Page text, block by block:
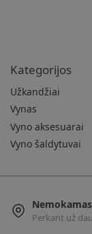
Kategorijos
Užkandžiai
Vynas
Vyno aksesuarai
Vyno šaldytuvai
Perkant už